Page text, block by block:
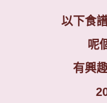
以下食
呢
有興